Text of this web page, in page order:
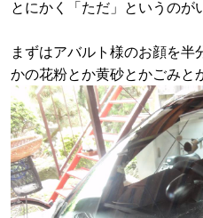
とにかく「ただ」というのが
まずはアバルト様のお顔を半
かの花粉とか黄砂とかごみと